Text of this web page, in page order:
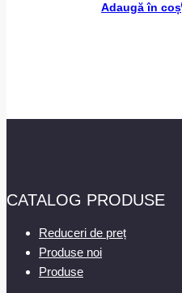
Adaugă în coș
CATALOG PRODUSE
Reduceri de preț
Produse noi
Produse